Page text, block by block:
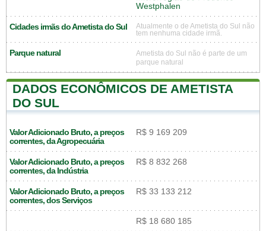
Westphalen
Cidades irmãs do Ametista do Sul
Atualmente o de Ametista do Sul não
tem nenhuma cidade irmã.
Parque natural
Ametista do Sul não é parte de um
parque natural
DADOS ECONÔMICOS DE AMETISTA
DO SUL
Valor Adicionado Bruto, a preços
correntes, da Agropecuária
R$ 9 169 209
Valor Adicionado Bruto, a preços
correntes, da Indústria
R$ 8 832 268
Valor Adicionado Bruto, a preços
correntes, dos Serviços
R$ 33 133 212
R$ 18 680 185